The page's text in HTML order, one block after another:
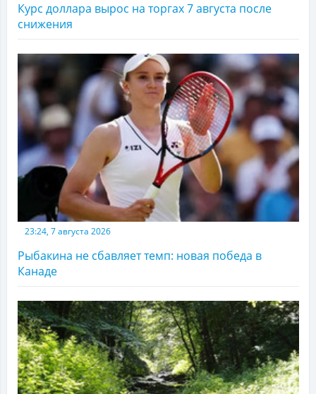
Курс доллара вырос на торгах 7 августа после
снижения
23:24, 7 августа 2026
Рыбакина не сбавляет темп: новая победа в
Канаде